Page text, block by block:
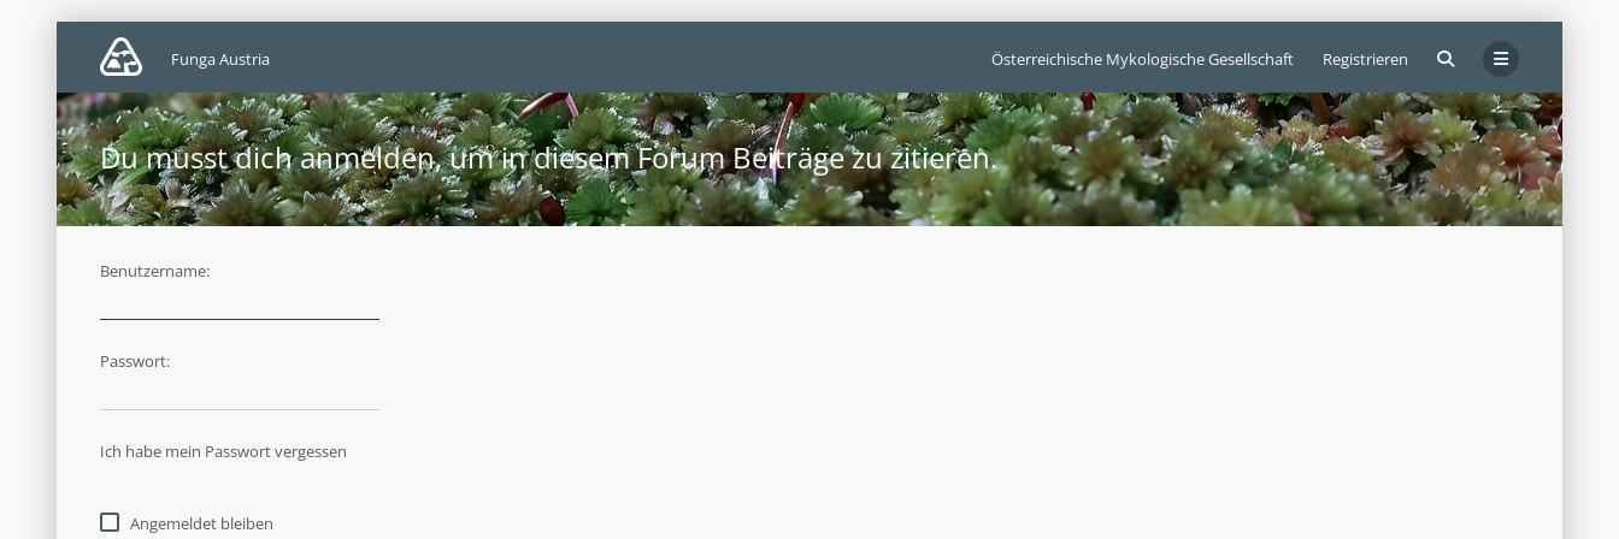
Österreichische Mykologische Gesellschaft Registrieren
Funga Austria
Du musst dich anmelden, um in diesem Forum Beiträge zu zitieren.
Benutzername:
Passwort:
Ich habe mein Passwort vergessen
Angemeldet bleiben